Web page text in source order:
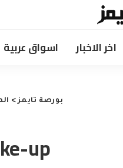
اخر الاخبار اسواق عربية
بورصة تايمز>